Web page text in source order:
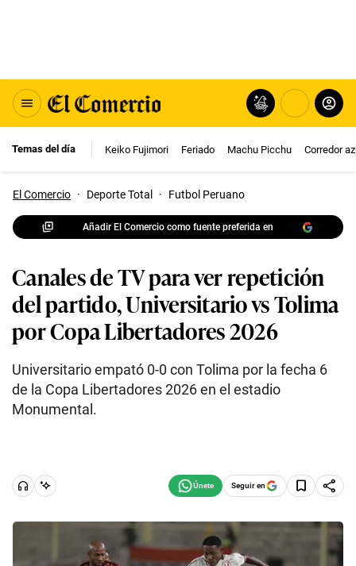
Temas del día Keiko Fujimori Feriado Machu Picchu Corredor
El Comercio · Deporte Total · Futbol Peruano
Añadir El Comercio como fuente preferida en
Canales de TV para ver repetición
del partido, Universitario vs Tolima
por Copa Libertadores 2026
Universitario empató 0-0 con Tolima por la fecha 6
de la Copa Libertadores 2026 en el estadio
Monumental.
Seguir en